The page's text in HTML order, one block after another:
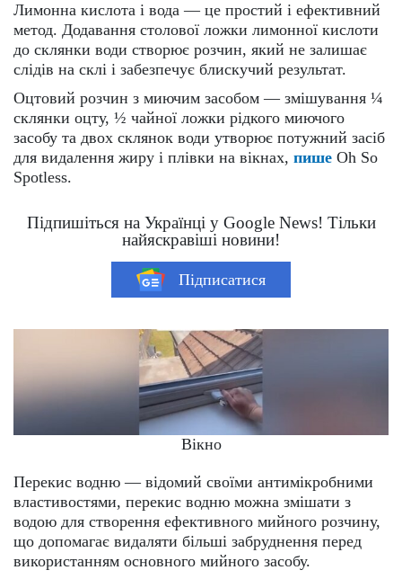
Лимонна кислота і вода — це простий і ефективний
метод. Додавання столової ложки лимонної кислоти
до склянки води створює розчин, який не залишає
слідів на склі і забезпечує блискучий результат.
Оцтовий розчин з миючим засобом — змішування ¼
склянки оцту, ½ чайної ложки рідкого миючого
засобу та двох склянок води утворює потужний засіб
для видалення жиру і плівки на вікнах, пише Oh So
Spotless​.
Підпишіться на Українці у Google News! Тільки
найяскравіші новини!
Підписатися
Вікно
Перекис водню — відомий своїми антимікробними
властивостями, перекис водню можна змішати з
водою для створення ефективного мийного розчину,
що допомагає видаляти більші забруднення перед
використанням основного мийного засобу​​.